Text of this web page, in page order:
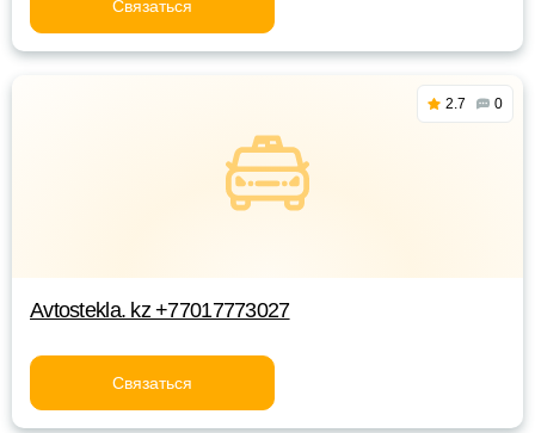
Связаться
2.7 0
Avtostekla. kz +77017773027
Связаться